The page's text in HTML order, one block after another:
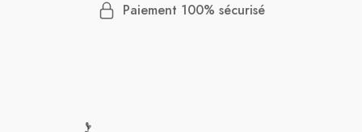
Paiement 100% sécurisé